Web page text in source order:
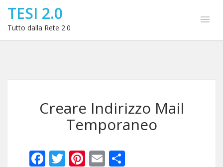
TESI 2.0
Tutto dalla Rete 2.0
Creare Indirizzo Mail
Temporaneo
Facebook
Twitter
Pinterest
Email